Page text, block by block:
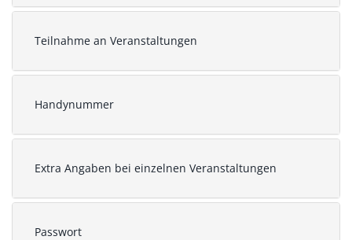
Teilnahme an Veranstaltungen
Handynummer
Extra Angaben bei einzelnen Veranstaltungen
Passwort